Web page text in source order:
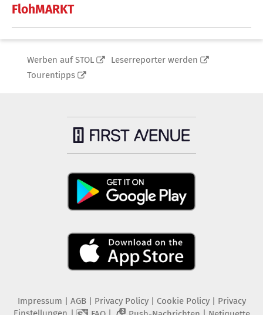
FlohMARKT
Werben auf STOL
Leserreporter werden
Tourentipps
Impressum AGB Privacy Policy| Cookie Policy| Privacy
2